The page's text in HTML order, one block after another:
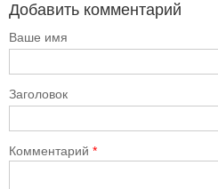
Добавить комментарий
Ваше имя
Заголовок
Комментарий *